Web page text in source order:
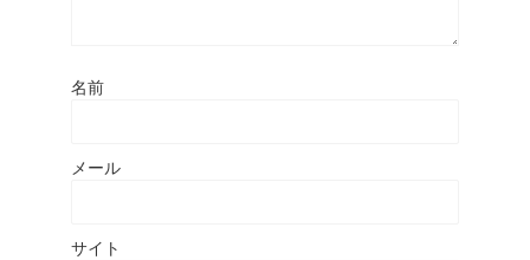
名前
メール
サイト